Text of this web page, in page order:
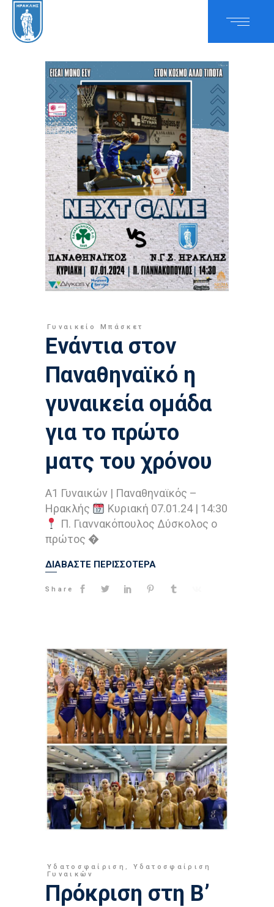
Γυναικείο Μπάσκετ
Ενάντια στον
Παναθηναϊκό η
γυναικεία ομάδα
για το πρώτο
ματς του χρόνου
Α1 Γυναικών | Παναθηναϊκός –
Ηρακλής
Κυριακή 07.01.24 | 14:30
Π. Γιαννακόπουλος Δύσκολος ο
πρώτος �
ΔΙΑΒΑΣΤΕ ΠΕΡΙΣΣΟΤΕΡΑ
Share
Υδατοσφαίριση , Υδατοσφαίριση
Γυναικών
Πρόκριση στη Β’